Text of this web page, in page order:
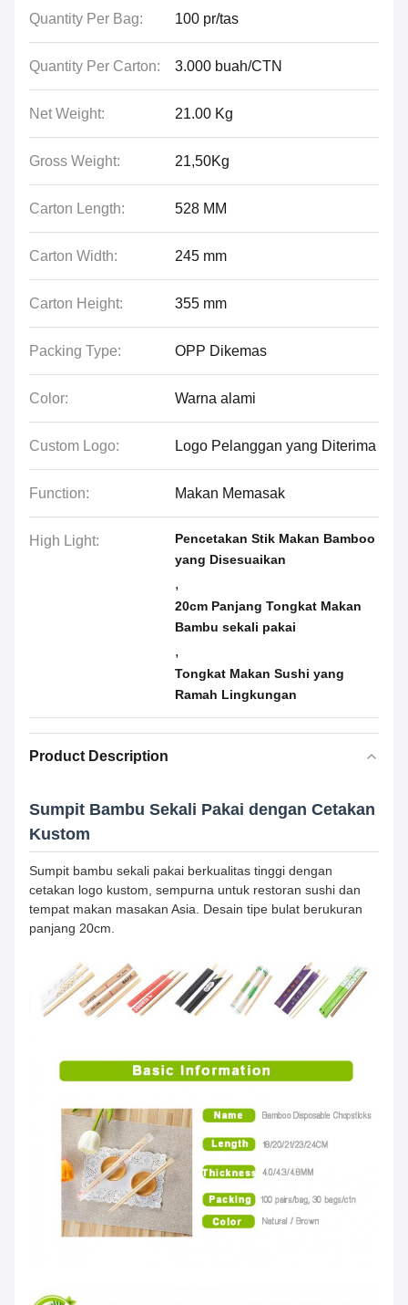
Quantity Per Bag: 100 pr/tas
Quantity Per Carton: 3.000 buah/CTN
Net Weight: 21.00 Kg
Gross Weight: 21,50Kg
Carton Length: 528 MM
Carton Width: 245 mm
Carton Height: 355 mm
Packing Type: OPP Dikemas
Color: Warna alami
Custom Logo: Logo Pelanggan yang Diterima
Function: Makan Memasak
High Light:
Pencetakan Stik Makan Bamboo
yang Disesuaikan
,
20cm Panjang Tongkat Makan
Bambu sekali pakai
,
Tongkat Makan Sushi yang
Ramah Lingkungan
Product Description
Sumpit Bambu Sekali Pakai dengan Cetakan
Kustom
Sumpit bambu sekali pakai berkualitas tinggi dengan
cetakan logo kustom, sempurna untuk restoran sushi dan
tempat makan masakan Asia. Desain tipe bulat berukuran
panjang 20cm.